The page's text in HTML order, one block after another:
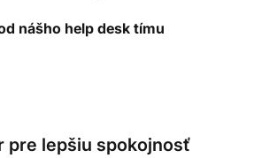
nášho help desk tímu
pre lepšiu spokojnosť